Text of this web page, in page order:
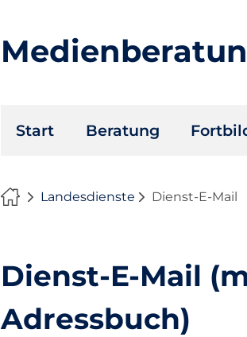
überspringen
Start Beratung
Landesdienste Dienst-E-Mail
Dienst-E-Mail
Adressbuch)